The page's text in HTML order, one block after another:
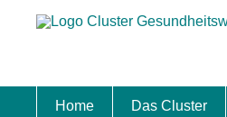
Home Das Cluster